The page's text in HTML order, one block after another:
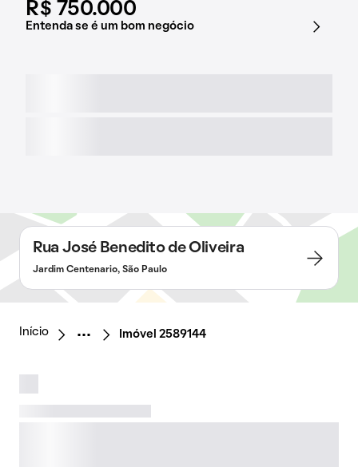
R$ 750.000
Entenda se é um bom negócio
Rua José Benedito de Oliveira
Jardim Centenario, São Paulo
Início Imóvel 2589144